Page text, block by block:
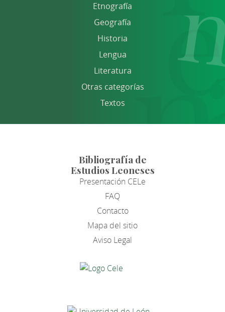
Etnografía
Geografía
Historia
Lengua
Literatura
Otras categorías
Textos
Bibliografía de
Estudios Leoneses
Presentación CELe
FAQ
Contacto
Mapa del sitio
Aviso Legal